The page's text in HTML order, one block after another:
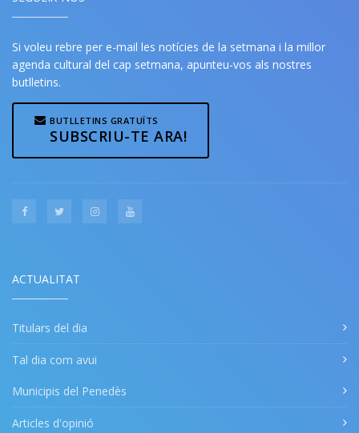
Si voleu rebre per e-mail les notícies de la setmana i la millor
agenda cultural del cap setmana, apunteu-vos als nostres
butlletins.
BUTLLETINS GRATUÏTS
SUBSCRIU-TE ARA!
ACTUALITAT
Titulars del dia
Tal dia com avui
Municipis del Penedès
Articles d'opinió